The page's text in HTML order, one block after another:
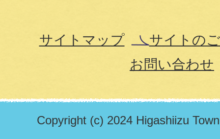
サイトマップ
サイトの
お問い合わせ
Copyright (c) 2024 Higashiizu